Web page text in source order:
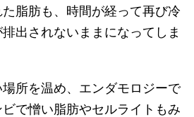
脂肪も、時間が経って再び冷
出されないままになってしま
所を温め、エンダモロジーで
で憎い脂肪やセルライトもみ